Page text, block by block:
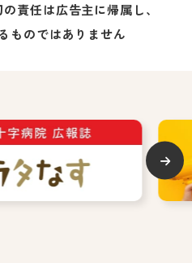
責任は広告主に帰属し、
ものではありません